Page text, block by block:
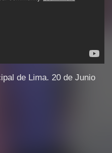
de Lima. 20 de Junio